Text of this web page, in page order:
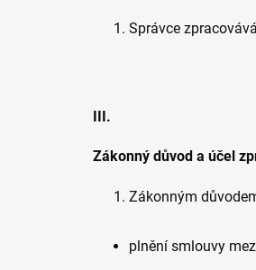
Správce
III.
Zákonný důvod a účel
Zákonným
plnění smlouvy